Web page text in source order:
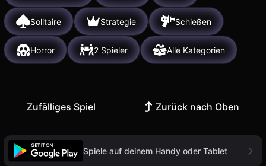
Solitaire Strategie Schießen
Horror 2 Spieler Alle Kategorien
Zufälliges Spiel Zurück nach Oben
Spiele auf deinem Handy oder Tablet